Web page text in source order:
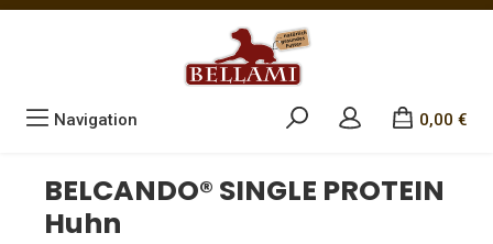
Navigation 0,00 €
BELCANDO® SINGLE PROTEIN
Huhn